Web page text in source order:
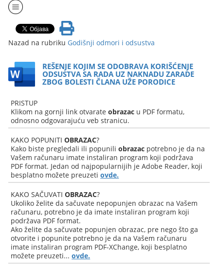
Nazad na rubriku Godišnji odmori i odsustva
REŠENJE KOJIM SE ODOBRAVA KORIŠĆENJE
ODSUSTVA SA RADA UZ NAKNADU ZARADE
ZBOG BOLESTI ČLANA UŽE PORODICE
PRISTUP
Klikom na gornji link otvarateobrazac u PDF formatu,
odnosno odgovarajuću veb stranicu.
KAKO POPUNITIOBRAZAC?
Kako biste pregledali ili popuniliobrazac potrebno je da na
Vašem računaru imate instaliran program koji podržava
PDF format. Jedan od najpopularnijih je Adobe Reader, koji
besplatno možete preuzetiovde.
KAKO SAČUVATIOBRAZAC?
Ukoliko želite da sačuvate nepopunjen obrazac na Vašem
računaru, potrebno je da imate instaliran program koji
podržava PDF format.
Ako želite da sačuvate popunjen obrazac, pre nego što ga
otvorite i popunite potrebno je da na Vašem računaru
imate instaliran program PDF-XChange, koji besplatno
možete preuzeti...ovde.